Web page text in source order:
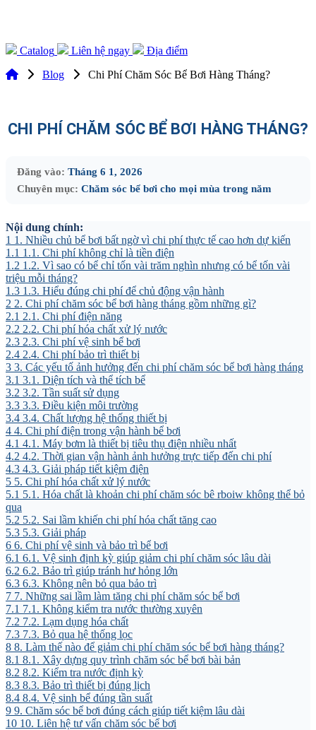
Catalog Liên hệ ngay
Địa điểm
Blog
Chi Phí Chăm Sóc Bể Bơi Hàng Tháng?
CHI PHÍ CHĂM SÓC BỂ BƠI HÀNG THÁNG?
Đăng vào: Tháng 6 1, 2026
Chuyên mục: Chăm sóc bể bơi cho mọi mùa trong năm
Nội dung chính:
1 1. Nhiều chủ bể bơi bất ngờ vì chi phí thực tế cao hơn dự kiến
1.1 1.1. Chi phí không chỉ là tiền điện
1.2 1.2. Vì sao có bể chỉ tốn vài trăm nghìn nhưng có bể tốn vài
triệu mỗi tháng?
1.3 1.3. Hiểu đúng chi phí để chủ động vận hành
2 2. Chi phí chăm sóc bể bơi hàng tháng gồm những gì?
2.1 2.1. Chi phí điện năng
2.2 2.2. Chi phí hóa chất xử lý nước
2.3 2.3. Chi phí vệ sinh bể bơi
2.4 2.4. Chi phí bảo trì thiết bị
3 3. Các yếu tố ảnh hưởng đến chi phí chăm sóc bể bơi hàng tháng
3.1 3.1. Diện tích và thể tích bể
3.2 3.2. Tần suất sử dụng
3.3 3.3. Điều kiện môi trường
3.4 3.4. Chất lượng hệ thống thiết bị
4 4. Chi phí điện trong vận hành bể bơi
4.1 4.1. Máy bơm là thiết bị tiêu thụ điện nhiều nhất
4.2 4.2. Thời gian vận hành ảnh hưởng trực tiếp đến chi phí
4.3 4.3. Giải pháp tiết kiệm điện
5 5. Chi phí hóa chất xử lý nước
5.1 5.1. Hóa chất là khoản chi phí chăm sóc bê rboiw không thể bỏ
qua
5.2 5.2. Sai lầm khiến chi phí hóa chất tăng cao
5.3 5.3. Giải pháp
6 6. Chi phí vệ sinh và bảo trì bể bơi
6.1 6.1. Vệ sinh định kỳ giúp giảm chi phí chăm sóc lâu dài
6.2 6.2. Bảo trì giúp tránh hư hỏng lớn
6.3 6.3. Không nên bỏ qua bảo trì
7 7. Những sai lầm làm tăng chi phí chăm sóc bể bơi
7.1 7.1. Không kiểm tra nước thường xuyên
7.2 7.2. Lạm dụng hóa chất
7.3 7.3. Bỏ qua hệ thống lọc
8 8. Làm thế nào để giảm chi phí chăm sóc bể bơi hàng tháng?
8.1 8.1. Xây dựng quy trình chăm sóc bể bơi bài bản
8.2 8.2. Kiểm tra nước định kỳ
8.3 8.3. Bảo trì thiết bị đúng lịch
8.4 8.4. Vệ sinh bể đúng tần suất
9 9. Chăm sóc bể bơi đúng cách giúp tiết kiệm lâu dài
10 10. Liên hệ tư vấn chăm sóc bể bơi